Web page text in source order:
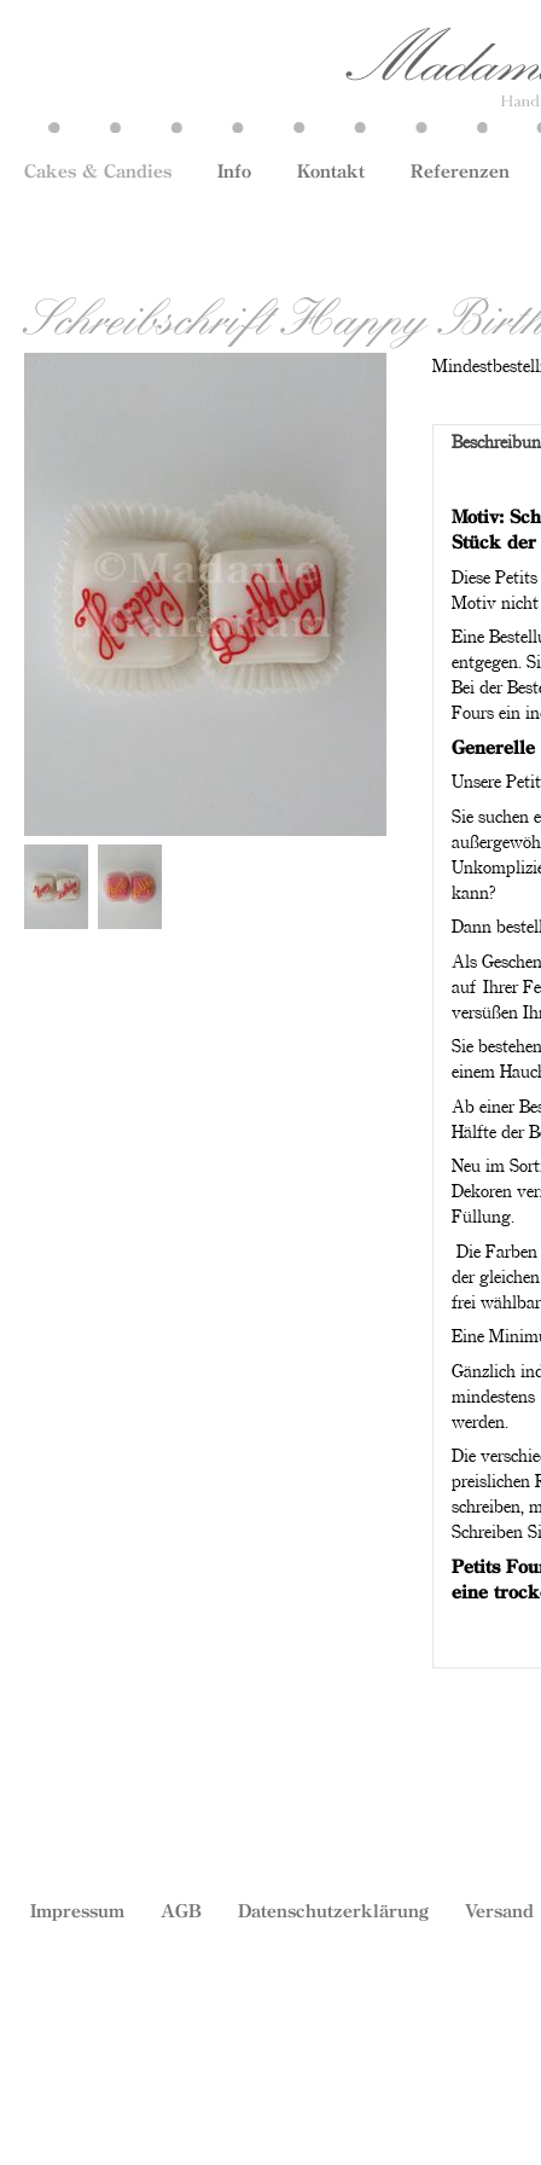
Cakes & Candies Info Kontakt Referenzen
Schreibschrift Happy
Motiv:
Stück
Diese
Motiv nicht
Eine
entgegen.
Bei der
Fours ein
Unsere
Sie suchen
kann?
Dann
Als
auf Ihrer
versüßen
Sie
einem
Ab einer
Hälfte der
Neu im
Dekoren
Füllung.
Die
der
frei
Eine
Gänzlich
werden.
Die
preislichen
schreiben,
Schreiben
Petits
eine
Impressum AGB Datenschutzerklärung Versand